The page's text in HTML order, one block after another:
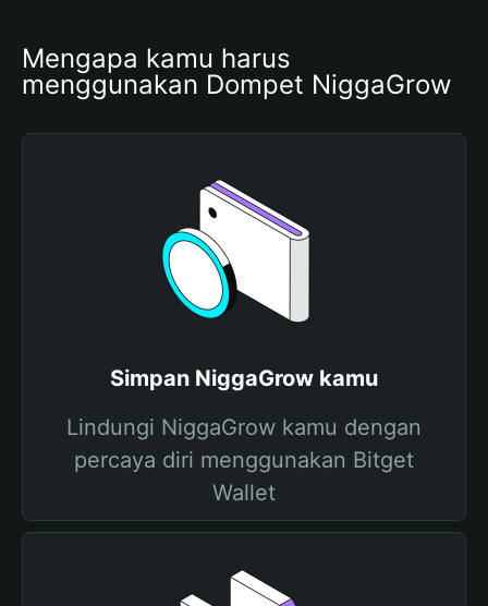
Mengapa kamu harus
menggunakan Dompet NiggaGrow
Simpan NiggaGrow kamu
Lindungi NiggaGrow kamu dengan
percaya diri menggunakan Bitget
Wallet